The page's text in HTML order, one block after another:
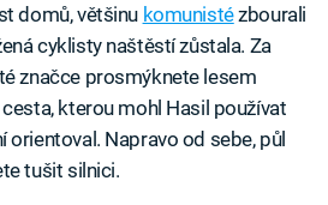
domů, většinu komunistézbourali
cyklisty naštěstí zůstala. Za
značce prosmýknete lesem
kterou mohl Hasil používat
orientoval. Napravo od sebe, půl
tušit silnici.